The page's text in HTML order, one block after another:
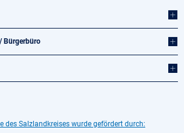
Bürgerbüro
des Salzlandkreises wurde gefördert durch: